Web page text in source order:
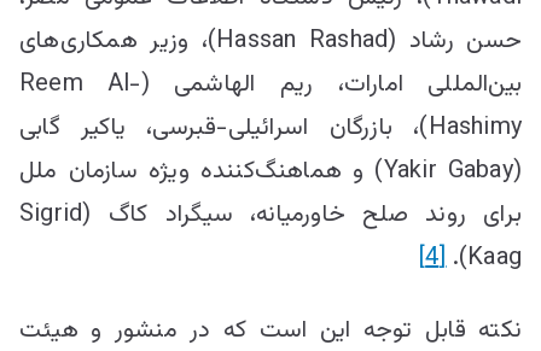
حسن رشاد (Hassan Rashad)، وزیر همکاری‌های
بین‌المللی امارات، ریم الهاشمی (Reem Al-
Hashimy)، بازرگان اسرائیلی-قبرسی، یاکیر گابی
(Yakir Gabay) و هماهنگ‌کننده ویژه سازمان ملل
برای روند صلح خاورمیانه، سیگراد کاگ (Sigrid
Kaag).
[4]
نکته قابل توجه این است که در منشور و هیئت